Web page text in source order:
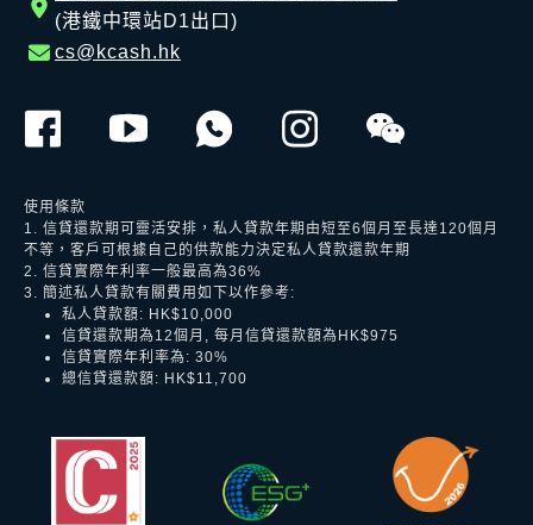
(港鐵中環站D1出口)
cs@kcash.hk
使用條款
1. 信貸還款期可靈活安排，私人貸款年期由短至6個月至長達120個月
不等，客戶可根據自己的供款能力決定私人貸款還款年期
2. 信貸實際年利率一般最高為36%
3. 簡述私人貸款有關費用如下以作參考:
私人貸款額: HK$10,000
信貸還款期為12個月, 每月信貸還款額為HK$975
信貸實際年利率為: 30%
總信貸還款額: HK$11,700